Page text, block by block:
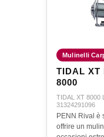
Mulinelli
TIDAL XT
8000
TIDAL XT 8000
31324291096
PENN Rival è
offrire un